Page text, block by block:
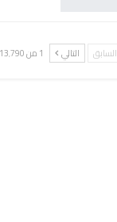
السابق التالي 1 من 13٬790